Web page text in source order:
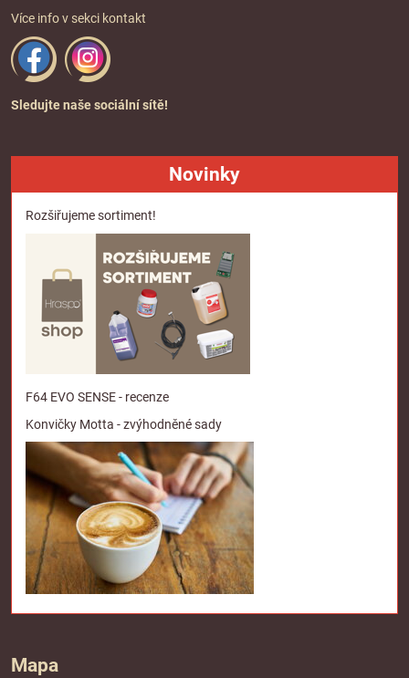
Více info v sekci kontakt
Sledujte naše sociální sítě!
Novinky
Rozšiřujeme sortiment!
F64 EVO SENSE - recenze
Konvičky Motta - zvýhodněné sady
Mapa